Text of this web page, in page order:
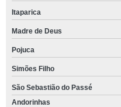
Itaparica
Madre de Deus
Pojuca
Simões Filho
São Sebastião do Passé
Andorinhas